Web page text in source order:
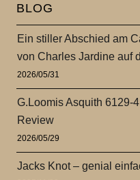
BLOG
Ein stiller Abschied am
von Charles Jardine auf
2026/05/31
G.Loomis Asquith 6129-
Review
2026/05/29
Jacks Knot – genial